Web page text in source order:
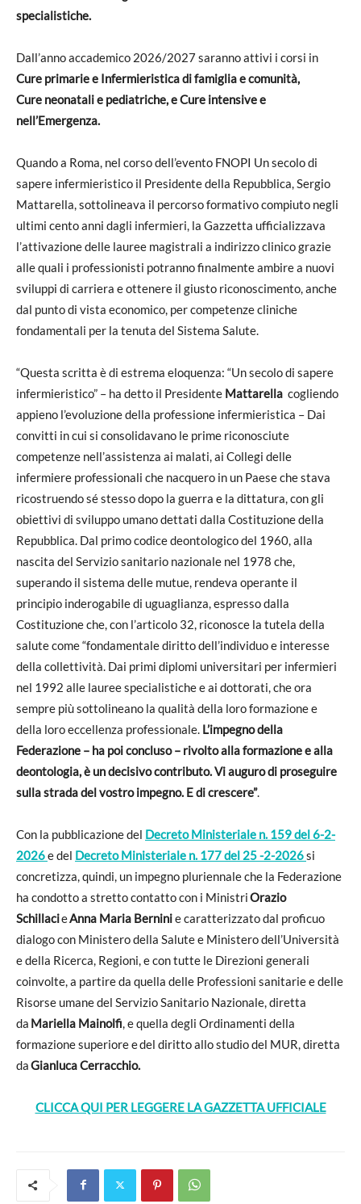
specialistiche.
Dall’anno accademico 2026/2027 saranno attivi i corsi in
Cure primarie e Infermieristica di famiglia e comunità,
Cure neonatali e pediatriche, e Cure intensive e
nell’Emergenza.
Quando a Roma, nel corso dell’evento FNOPI Un secolo di
sapere infermieristico il Presidente della Repubblica, Sergio
Mattarella, sottolineava il percorso formativo compiuto negli
ultimi cento anni dagli infermieri, la Gazzetta ufficializzava
l’attivazionedelle lauree magistrali a indirizzo clinico grazie
alle quali i professionisti potranno finalmente ambire a nuovi
sviluppi di carriera e ottenere il giusto riconoscimento, anche
dal punto di vista economico, per competenze cliniche
fondamentali per la tenuta del Sistema Salute.
“Questa scritta è di estrema eloquenza: “Un secolo di sapere
infermieristico” – ha detto il Presidente Mattarella cogliendo
appieno l’evoluzione della professione infermieristica – Dai
convitti in cui si consolidavano le prime riconosciute
competenze nell’assistenza ai malati, ai Collegi delle
infermiere professionali che nacquero in un Paese che stava
ricostruendo sé stesso dopo la guerra e la dittatura, con gli
obiettivi di sviluppo umano dettati dalla Costituzione della
Repubblica. Dal primo codice deontologico del 1960, alla
nascita del Servizio sanitario nazionale nel 1978 che,
superando il sistema delle mutue, rendeva operante il
principio inderogabile di uguaglianza, espresso dalla
Costituzione che, con l’articolo 32, riconosce la tutela della
salute come “fondamentale diritto dell’individuo e interesse
della collettività. Dai primi diplomi universitari per infermieri
nel 1992 alle lauree specialistiche e ai dottorati, che ora
sempre più sottolineano la qualità della loro formazione e
della loro eccellenza professionale. L’impegno della
Federazione – ha poi concluso – rivolto alla formazione e alla
deontologia, è un decisivo contributo. Vi auguro di proseguire
sulla strada del vostro impegno. E di crescere”.
Con la pubblicazione del Decreto Ministeriale n. 159 del 6-2-
2026e del Decreto Ministeriale n. 177 del 25 -2-2026si
concretizza, quindi, un impegno pluriennale che la Federazione
ha condotto a stretto contatto con i MinistriOrazio
SchillacieAnna Maria Berninie caratterizzato dal proficuo
dialogo con Ministero della Salute e Ministero dell’Università
e della Ricerca, Regioni, e con tutte le Direzioni generali
coinvolte, a partire da quella delle Professioni sanitarie e delle
Risorse umane del Servizio Sanitario Nazionale, diretta
da Mariella Mainolfi, e quella degli Ordinamenti della
formazione superiore e del diritto allo studio del MUR, diretta
daGianluca Cerracchio.
CLICCA QUI PER LEGGERE LA GAZZETTA UFFICIALE